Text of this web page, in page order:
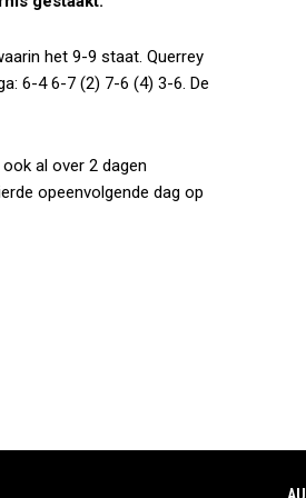
het 9-9 staat. Querrey
6-4 6-7 (2) 7-6 (4) 3-6. De
al over 2 dagen
opeenvolgende dag op